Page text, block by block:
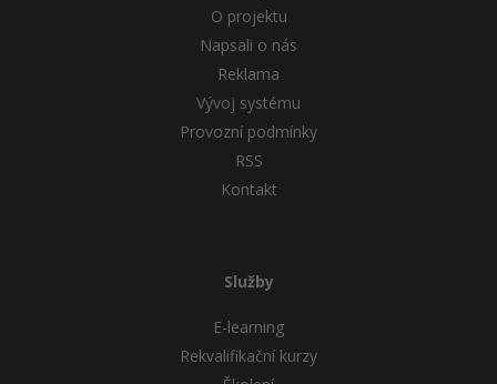
O projektu
Napsali o nás
Reklama
Vývoj systému
Provozní podmínky
RSS
Kontakt
Služby
E-learning
Rekvalifikační kurzy